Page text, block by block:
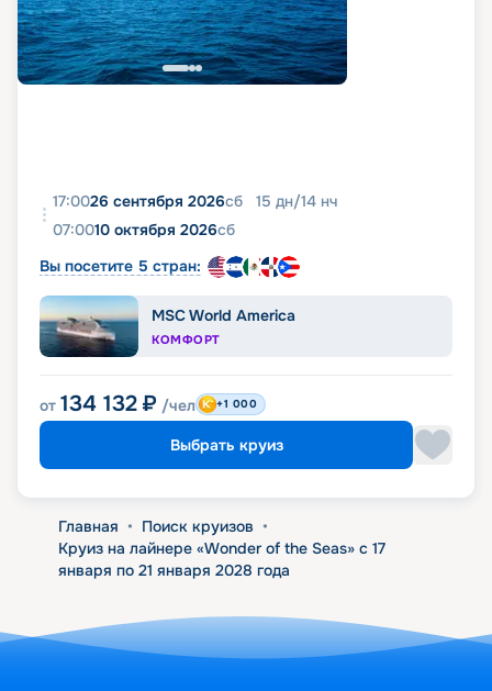
17:0026 сентября 2026сб 15 дн/14 нч
07:0010 октября 2026сб
Вы посетите 5 стран:
MSC World America
КОМФОРТ
от 134 132 ₽ /чел +1 000
Выбрать круиз
Главная • Поиск круизов •
Круиз на лайнере «Wonder of the Seas» с 17
января по 21 января 2028 года